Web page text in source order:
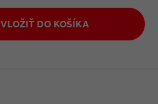
VLOŽIŤ DO KOŠÍKA